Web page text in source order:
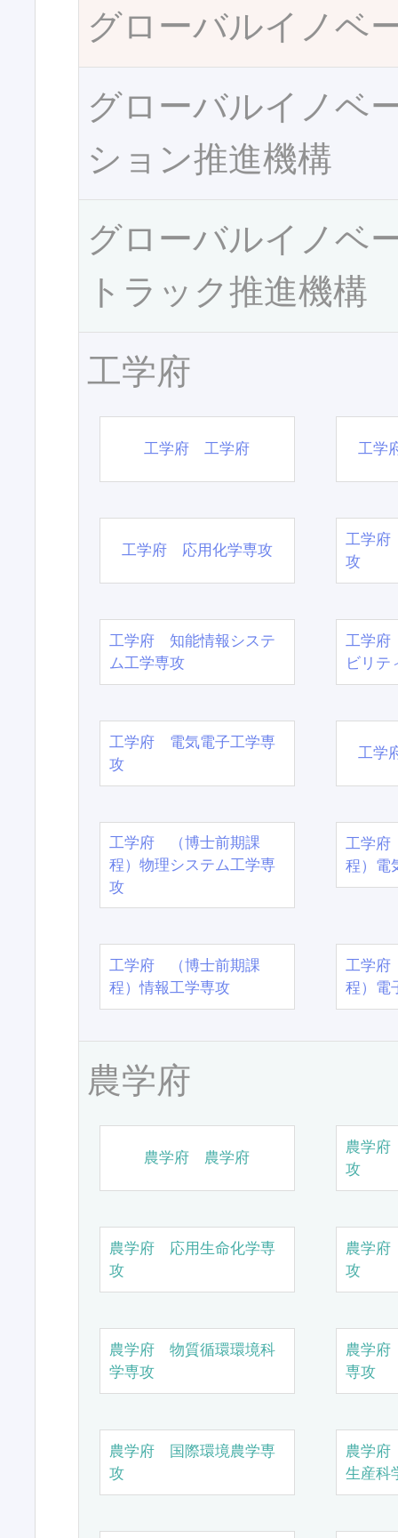
グローバルイノベ
グローバルイノベ
ション推進機構
グローバルイノベ
トラック推進機構
工学府
工学府 工学府 工学
工学府 応用化学専攻
工学府
攻
工学府 知能情報システ
ム工学専攻
工学府
ビリテ
工学府 電気電子工学専
攻
工学
工学府 （博士前期課
程）物理システム工学専
攻
工学
程）電
工学府 （博士前期課
程）情報工学専攻
工学
程）電
農学府
農学府 農学府
農学
攻
農学府 応用生命化学専
攻
農学
攻
農学府 物質循環環境科
学専攻
農学
専攻
農学府 国際環境農学専
攻
農学
生産科